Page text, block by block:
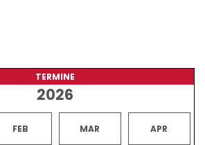
TERMINE
2026
FEB MAR APR